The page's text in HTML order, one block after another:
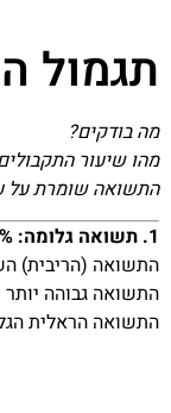
תגמול
מה בודקים?
מהו שיעור
התשואה שומרת על
1. תשואה גלומה: 0.6% לשנה
התשואה הראלית